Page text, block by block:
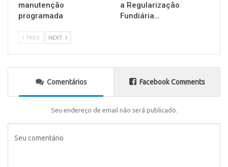
manutenção
programada
a Regularização
Fundiária…
PREV NEXT
Comentários Facebook Comments
Seu endereço de email não será publicado.